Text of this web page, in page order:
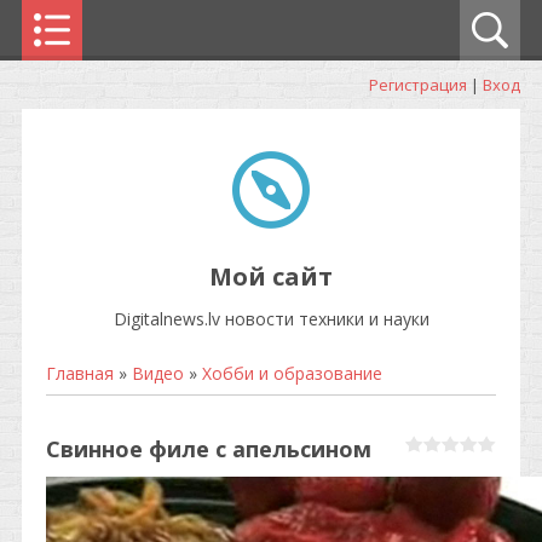
Регистрация | Вход
Мой сайт
Digitalnews.lv новости техники и науки
Главная » Видео » Хобби и образование
Свинное филе с апельсином